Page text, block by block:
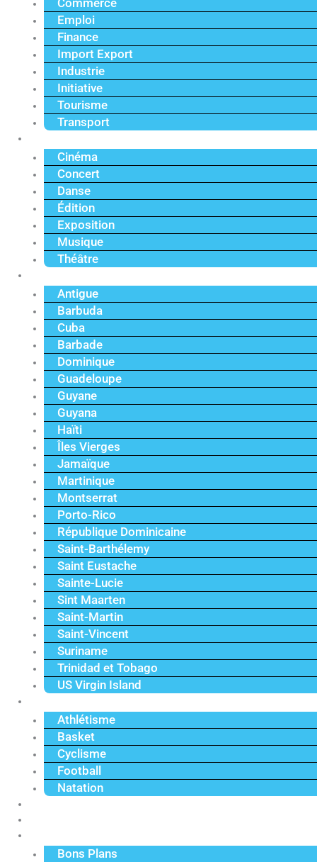
Commerce
Emploi
Finance
Import Export
Industrie
Initiative
Tourisme
Transport
Cinéma
Concert
Danse
Édition
Exposition
Musique
Théâtre
Antigue
Barbuda
Cuba
Barbade
Dominique
Guadeloupe
Guyane
Guyana
Haïti
Îles Vierges
Jamaïque
Martinique
Montserrat
Porto-Rico
République Dominicaine
Saint-Barthélemy
Saint Eustache
Sainte-Lucie
Sint Maarten
Saint-Martin
Saint-Vincent
Suriname
Trinidad et Tobago
US Virgin Island
Athlétisme
Basket
Cyclisme
Football
Natation
Bons Plans